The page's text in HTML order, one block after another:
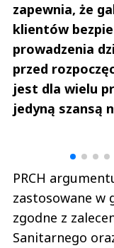
zapewnia, że
klientów
prowadzenia
przed
jest dla wielu
jedyną szansą
PRCH
zastosowane w
zgodne z
Sanitarnego